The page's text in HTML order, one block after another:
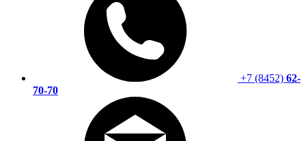
+7 (8452) 62-
70-70